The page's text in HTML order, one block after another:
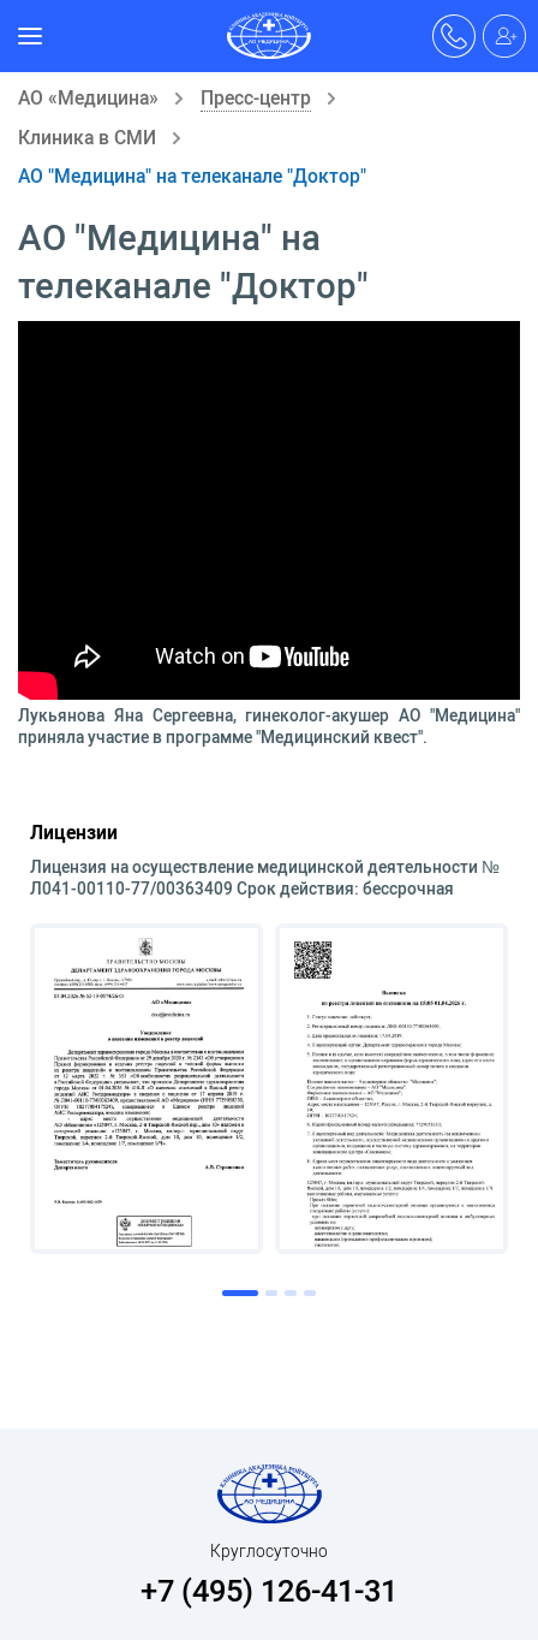
АО «Медицина»
Пресс-центр
Клиника в СМИ
АО "Медицина" на телеканале "Доктор"
АО "Медицина" на
телеканале "Доктор"
Лукьянова Яна Сергеевна, гинеколог-акушер АО "Медицина"
приняла участие в программе "Медицинский квест".
Лицензии
Лицензия на осуществление медицинской деятельности №
Л041-00110-77/00363409 Срок действия: бессрочная
Круглосуточно
+7 (495) 126-41-31